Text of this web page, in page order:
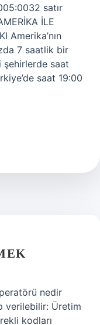
satır
İLE
Amerika’nın
7 saatlik bir
şehirlerde saat
saat 19:00
nedir
verilebilir: Üretim
kodları